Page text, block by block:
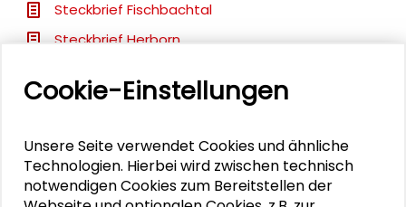
Steckbrief Fischbachtal
Steckbrief Herborn
Steckbrief Ober-Ramstadt
Handreichung Kommunikation
Handreichung Förderprozess
Cookie-Einstellungen
Unsere Seite verwendet Cookies und ähnliche
Technologien. Hierbei wird zwischen technisch
notwendigen Cookies zum Bereitstellen der